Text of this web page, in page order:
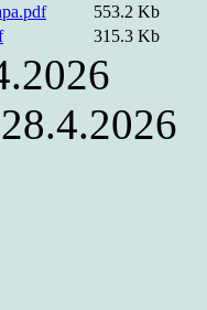
553.2 Kb
315.3 Kb
28.4.2026